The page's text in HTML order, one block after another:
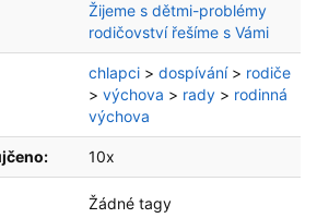
Žijeme s dětmi-problémy
rodičovství řešíme s Vámi
chlapci > dospívání> rodiče
> výchova > rady > rodinná
výchova
10x
Žádné tagy